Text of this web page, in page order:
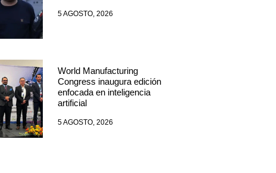
5 AGOSTO, 2026
World Manufacturing
Congress inaugura edición
enfocada en inteligencia
artificial
5 AGOSTO, 2026